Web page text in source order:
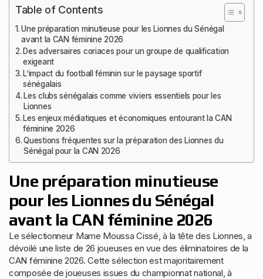
Table of Contents
Une préparation minutieuse pour les Lionnes du Sénégal
avant la CAN féminine 2026
Des adversaires coriaces pour un groupe de qualification
exigeant
L’impact du football féminin sur le paysage sportif
sénégalais
Les clubs sénégalais comme viviers essentiels pour les
Lionnes
Les enjeux médiatiques et économiques entourant la CAN
féminine 2026
Questions fréquentes sur la préparation des Lionnes du
Sénégal pour la CAN 2026
Une préparation minutieuse
pour les Lionnes du Sénégal
avant la CAN féminine 2026
Le sélectionneur Mame Moussa Cissé, à la tête des Lionnes, a
dévoilé une liste de 26 joueuses en vue des éliminatoires de la
CAN féminine 2026. Cette sélection est majoritairement
composée de joueuses issues du championnat national, à